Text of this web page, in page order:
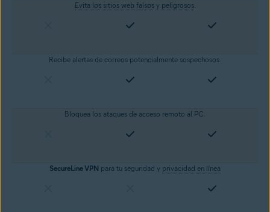
Evita los sitios web falsos y peligrosos.
Recibe alertas de correos potencialmente sospechosos.
Bloquea los ataques de acceso remoto al PC.
SecureLine VPN para tu seguridad y privacidad en línea